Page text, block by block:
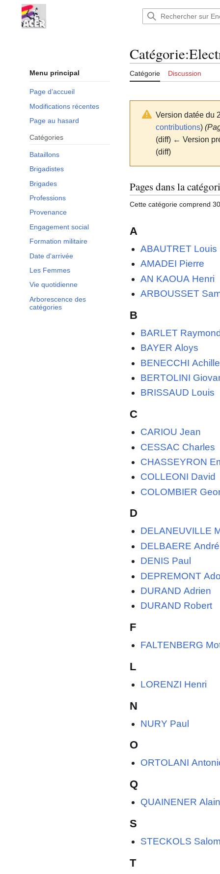
contenu
Encyclopédie : Brigades
Menu principal
Page d’accueil
Modifications récentes
Page au hasard
Catégories
Bataillons
Brigadistes
Brigades
Professions
Provenance
Engagement social
Formation militaire
Date d'arrivée
Les Femmes
Vie quotidienne
Arborescence des
catégories
Catégorie:
Catégorie Discussion
Version datée du
contributions)
(diff) ← Version
(diff)
Pages dans la
Cette catégorie comprend
A
ABAUTRET Louis
AMADEI Pierre
AN KAOUA Henri
ARBOUSSET
B
BARLET
BAYER Aloys
BENECCHI Achille
BERTOLINI
BRISSAUD Louis
C
CARIOU Jean
CESSAC Charles
CHASSEYRON
COLLEONI David
COLOMBIER
D
DELANEUVILLE
DELBAERE André
DENIS Paul
DEPREMONT
DURAND Adrien
DURAND Robert
F
FALTENBERG
L
LORENZI Henri
N
NURY Paul
O
ORTOLANI
Q
QUAINENER
S
STECKOLS
T